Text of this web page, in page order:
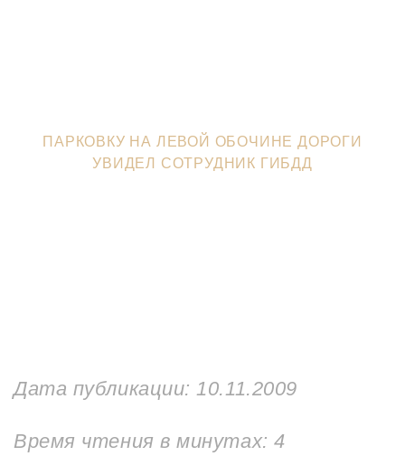
ПАРКОВКУ НА ЛЕВОЙ ОБОЧИНЕ ДОРОГИ
УВИДЕЛ СОТРУДНИК ГИБДД
Дата публикации:10.11.2009
Время чтения в минутах:4